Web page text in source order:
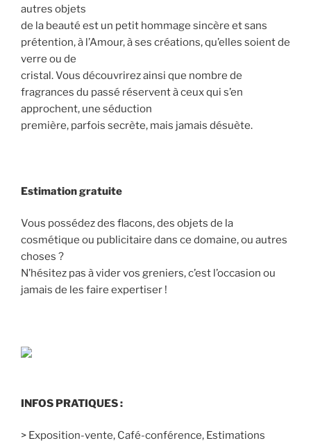
autres objets
de la beauté est un petit hommage sincère et sans
prétention, à l’Amour, à ses créations, qu’elles soient de
verre ou de
cristal. Vous découvrirez ainsi que nombre de
fragrances du passé réservent à ceux qui s’en
approchent, une séduction
première, parfois secrète, mais jamais désuète.
Estimation gratuite
Vous possédez des flacons, des objets de la
cosmétique ou publicitaire dans ce domaine, ou autres
choses ?
N’hésitez pas à vider vos greniers, c’est l’occasion ou
jamais de les faire expertiser !
INFOS PRATIQUES :
> Exposition-vente, Café-conférence, Estimations